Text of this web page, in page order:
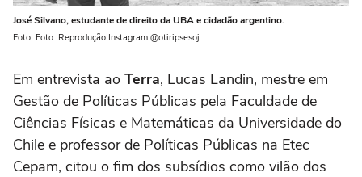
José Silvano, estudante de direito da UBA e cidadão argentino.
Foto: Foto: Reprodução Instagram @otiripsesoj
Em entrevista ao Terra, Lucas Landin, mestre em
Gestão de Políticas Públicas pela Faculdade de
Ciências Físicas e Matemáticas da Universidade do
Chile e professor de Políticas Públicas na Etec
Cepam, citou o fim dos subsídios como vilão dos